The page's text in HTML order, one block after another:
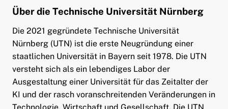
Über die Technische Universität Nürnberg
Die 2021 gegründete Technische Universität
Nürnberg (UTN) ist die erste Neugründung einer
staatlichen Universität in Bayern seit 1978. Die UTN
versteht sich als ein lebendiges Labor der
Ausgestaltung einer Universität für das Zeitalter der
KI und der rasch voranschreitenden Veränderungen in